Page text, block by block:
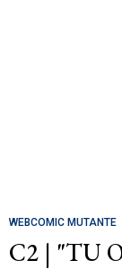
WEBCOMIC MUTANTE
C2 | "TU